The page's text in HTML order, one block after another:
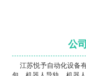
公
江苏悦予自动化设备